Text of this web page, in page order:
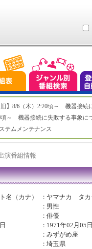
旧】8/6（木）2:20頃～ 機器接続
頃～ 機器接続に失敗する事象に
テムメンテナンス
演番組情報
名（カナ） ： ヤマナカ タカ
： 男性
：俳優
： 1971年02月05
：みずがめ座
：埼玉県